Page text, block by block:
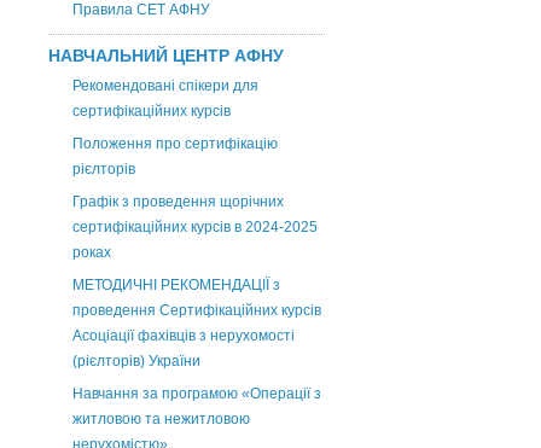
Правила СЕТ АФНУ
НАВЧАЛЬНИЙ ЦЕНТР АФНУ
Рекомендовані спікери для
сертифікаційних курсів
Положення про сертифікацію
рієлторів
Графік з проведення щорічних
сертифікаційних курсів в 2024-2025
роках
МЕТОДИЧНІ РЕКОМЕНДАЦІЇ з
проведення Сертифікаційних курсів
Асоціації фахівців з нерухомості
(рієлторів) України
Навчання за програмою «Операції з
житловою та нежитловою
нерухомістю».